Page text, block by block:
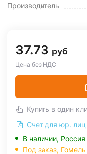
Производитель
37.73 руб
Цена без НДС
Купить в один
Счет для юр. лиц
В наличии, Россия
Под заказ, Гомель